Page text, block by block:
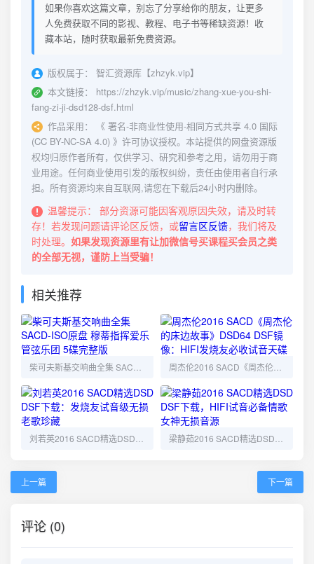
如果你喜欢这篇文章，别忘了分享给你的朋友，让更多
人免费获取不同的影视、教程、电子书等稀缺资源！收
藏本站，随时获取最新免费资源。
版权属于：
智汇资源库【zhzyk.vip】
本文链接：
https://zhzyk.vip/music/zhang-xue-you-shi-
fang-zi-ji-dsd128-dsf.html
作品采用：
《 署名-非商业性使用-相同方式共享 4.0 国际
(CC BY-NC-SA 4.0) 》许可协议授权。本站提供的网盘资源版
权均归原作者所有，仅供学习、研究和参考之用，请勿用于商
业用途。任何商业使用引发的版权纠纷，责任由使用者自行承
担。所有资源均来自互联网,请您在下载后24小时内删除。
温馨提示：
部分资源可能因客观原因失效，请及时转
存！若发现问题请评论区反馈，或留言区反馈，我们将及
时处理。 如果发现资源里有让加微信号买课程买会员之类
的全部无视，谨防上当受骗！
相关推荐
上一篇 下一篇
评论 (0)